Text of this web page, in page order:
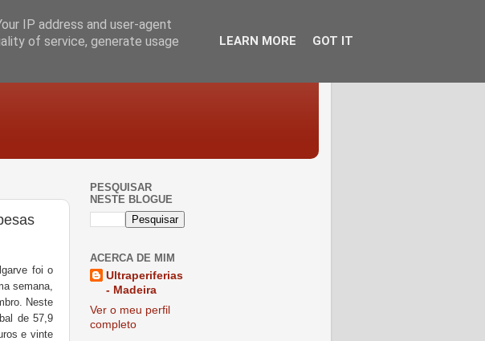
foi o
semana,
Neste
de 57,9
e vinte
PESQUISAR
NESTE BLOGUE
ACERCA DE MIM
Ultraperiferias
- Madeira
Ver o meu perfil
completo
IP address and user-agent
of service, generate usage
LEARN MORE GOT IT